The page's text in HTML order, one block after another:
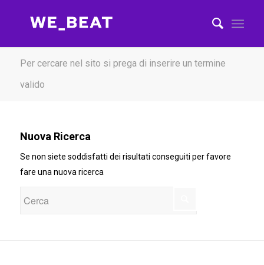
Per cercare nel sito si prega di inserire un termine
valido
Nuova Ricerca
Se non siete soddisfatti dei risultati conseguiti per favore
fare una nuova ricerca